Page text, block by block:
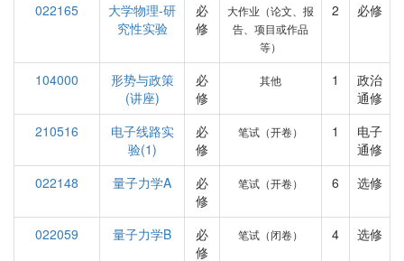
022165
大学物理-研
究性实验
必
修
大作业（论文、报
告、项目或作品
等）
2 必修
104000
形势与政策
(讲座)
必
修
其他 1
政治
通修
210516
电子线路实
验(1)
必
修
笔试（开卷） 1
电子
通修
022148
量子力学A
必
修
笔试（开卷） 6 选修
022059 量子力学B
必
修
笔试（闭卷） 4 选修